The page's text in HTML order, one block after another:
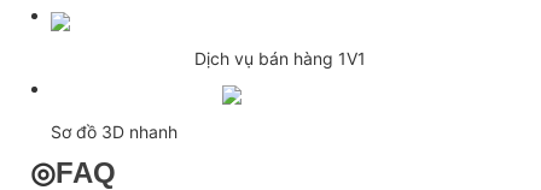
Dịch vụ bán hàng 1V1
Sơ đồ 3D nhanh
◎FAQ